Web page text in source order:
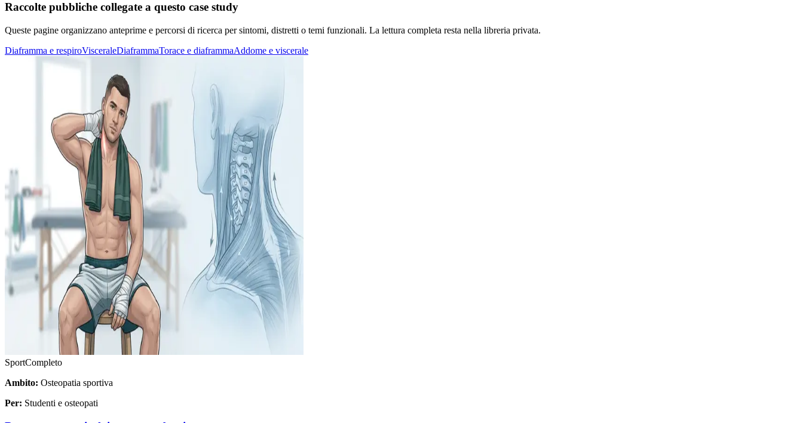
Raccolte pubbliche collegate a questo case study
Queste pagine organizzano anteprime e percorsi di ricerca per sintomi, distretti o temi funzionali. La lettura completa resta nella libreria privata.
Diaframma e respiroVisceraleDiaframmaTorace e diaframmaAddome e viscerale
SportCompleto
Ambito: Osteopatia sportiva
Per: Studenti e osteopati